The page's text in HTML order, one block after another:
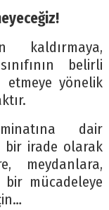
kaldırmaya,
belirli
yönelik
dair
bir irade olarak
meydanlara,
mücadeleye